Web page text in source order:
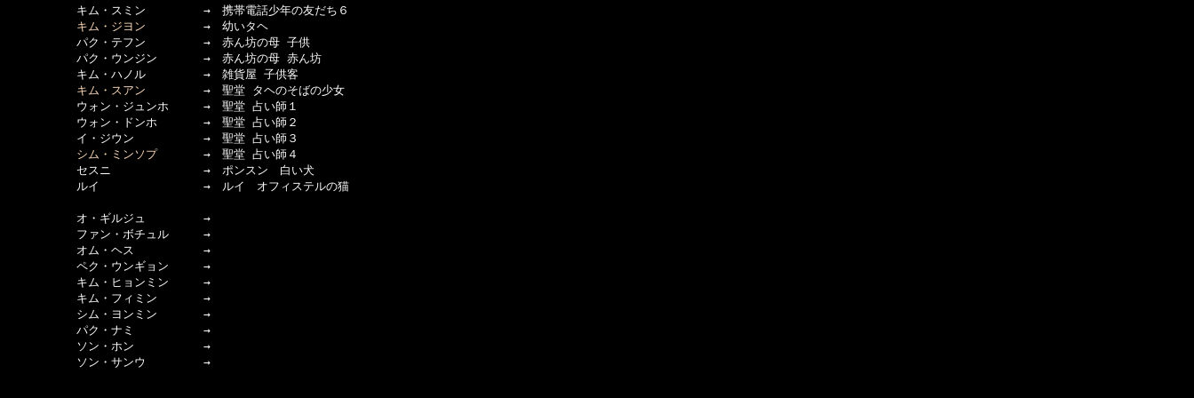
キム・スミン　　　　　→　携帯電話少年の友だち６
キム・ジヨン →　幼いタヘ
パク・テフン　　　　　→　赤ん坊の母 子供
パク・ウンジン　　　　→　赤ん坊の母 赤ん坊
キム・ハノル　　　　　→　雑貨屋 子供客
キム・スアン →　聖堂 タヘのそばの少女
ウォン・ジュンホ　　　→　聖堂 占い師１
ウォン・ドンホ　　　　→　聖堂 占い師２
イ・ジウン　　　　　　→　聖堂 占い師３
シム・ミンソプ →　聖堂 占い師４
セスニ　　　　　　　　→　ポンスン　白い犬
ルイ　　　　　　　　　→　ルイ　オフィステルの猫
オ・ギルジュ　　　　　→
ファン・ボチュル　　　→
オム・ヘス　　　　　　→
ペク・ウンギョン　　　→
キム・ヒョンミン　　　→
キム・フィミン　　　　→
シム・ヨンミン　　　　→
パク・ナミ　　　　　　→
ソン・ホン　　　　　　→
ソン・サンウ　　　　　→